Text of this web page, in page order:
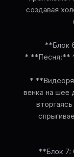
создавая
**Блок
* **Песня:**
*
венка на шее
**Блок 7: